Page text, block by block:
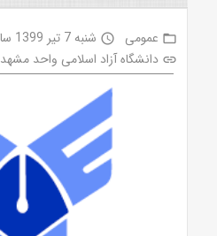
folder_open عمومی access_time شنبه 7 تیر 1399 ساعت 11:22
link دانشگاه آزاد اسلامی واحد مشهد